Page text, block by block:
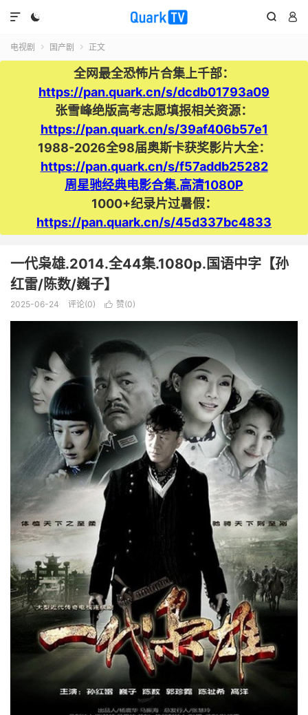
  

电视剧  国产剧  正文
全网最全恐怖片合集上千部：
https://pan.quark.cn/s/dcdb01793a09
张雪峰绝版高考志愿填报相关资源：
https://pan.quark.cn/s/39af406b57e1
1988-2026全98届奥斯卡获奖影片大全：
https://pan.quark.cn/s/f57addb25282
周星驰经典电影合集.高清1080P
1000+纪录片过暑假：
https://pan.quark.cn/s/45d337bc4833
一代枭雄.2014.全44集.1080p.国语中字【孙
红雷/陈数/巍子】
2025-06-24 评论(0)  赞(0)